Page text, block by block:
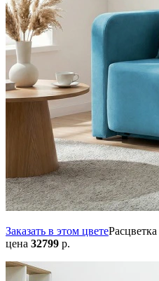
Заказать в этом цветеРасцветка
цена 32799 р.